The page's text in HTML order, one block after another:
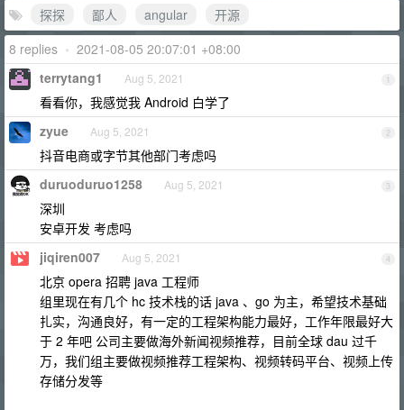
探探
鄙人 angular
开源
8 replies • 2021-08-05 20:07:01 +08:00
1
terrytang1 Aug 5, 2021
看看你，我感觉我 Android 白学了
2
zyue Aug 5, 2021
抖音电商或字节其他部门考虑吗
3
duruoduruo1258 Aug 5, 2021
深圳
安卓开发 考虑吗
4
jiqiren007 Aug 5, 2021
北京 opera 招聘 java 工程师
组里现在有几个 hc 技术栈的话 java 、go 为主，希望技术基础
扎实，沟通良好，有一定的工程架构能力最好，工作年限最好大
于 2 年吧 公司主要做海外新闻视频推荐，目前全球 dau 过千
万，我们组主要做视频推荐工程架构、视频转码平台、视频上传
存储分发等